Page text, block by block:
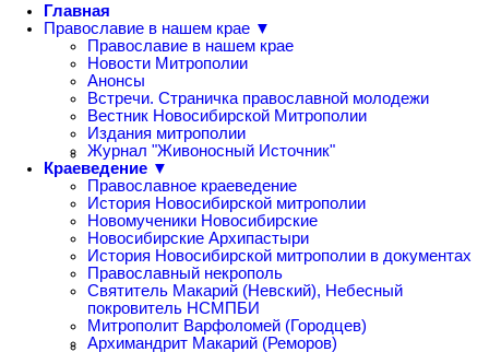
Главная
Православие в нашем крае ▼
Православие в нашем крае
Новости Митрополии
Анонсы
Встречи. Страничка православной молодежи
Вестник Новосибирской Митрополии
Издания митрополии
Журнал "Живоносный Источник"
Краеведение ▼
Православное краеведение
История Новосибирской митрополии
Новомученики Новосибирские
Новосибирские Архипастыри
История Новосибирской митрополии в документах
Православный некрополь
Святитель Макарий (Невский), Небесный
покровитель НСМПБИ
Митрополит Варфоломей (Городцев)
Архимандрит Макарий (Реморов)